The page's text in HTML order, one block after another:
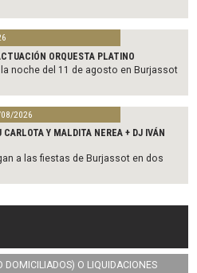
ORQUESTA PLATINO
noche del 11 de agosto en Burjassot
2026
Y MALDITA NEREA + DJ IVÁN
a las fiestas de Burjassot en dos
DOMICILIADOS) O LIQUIDACIONES